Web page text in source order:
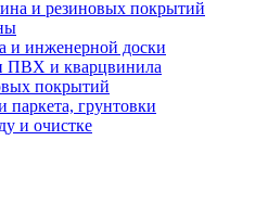
и резиновых покрытий
и инженерной доски
ПВХ и кварцвинила
покрытий
паркета, грунтовки
и очистке